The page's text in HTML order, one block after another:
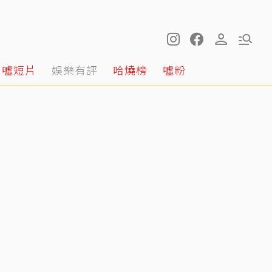
噓短片 娛樂有評 哈燒榜 噓粉